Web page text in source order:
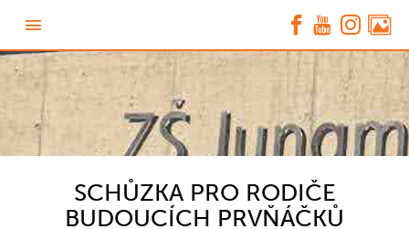
SCHŮZKA PRO RODIČE
BUDOUCÍCH PRVŇÁČKŮ